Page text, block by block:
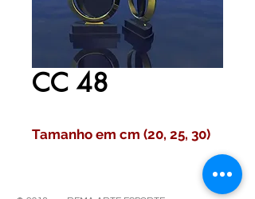
CC 48
Tamanho em cm (20, 25, 30)